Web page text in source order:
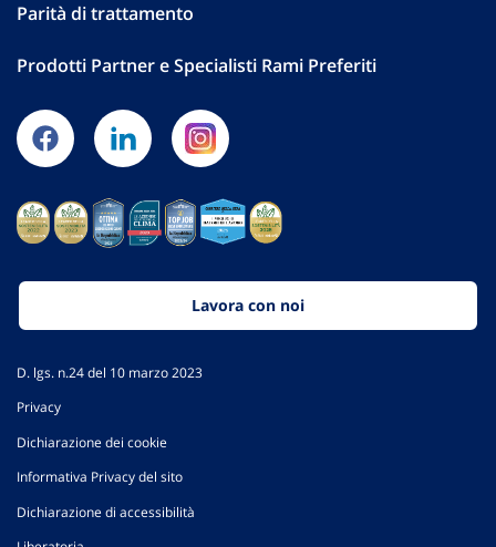
Parità di trattamento
Prodotti Partner e Specialisti Rami Preferiti
Lavora con noi
D. lgs. n.24 del 10 marzo 2023
Privacy
Dichiarazione dei cookie
Informativa Privacy del sito
Dichiarazione di accessibilità